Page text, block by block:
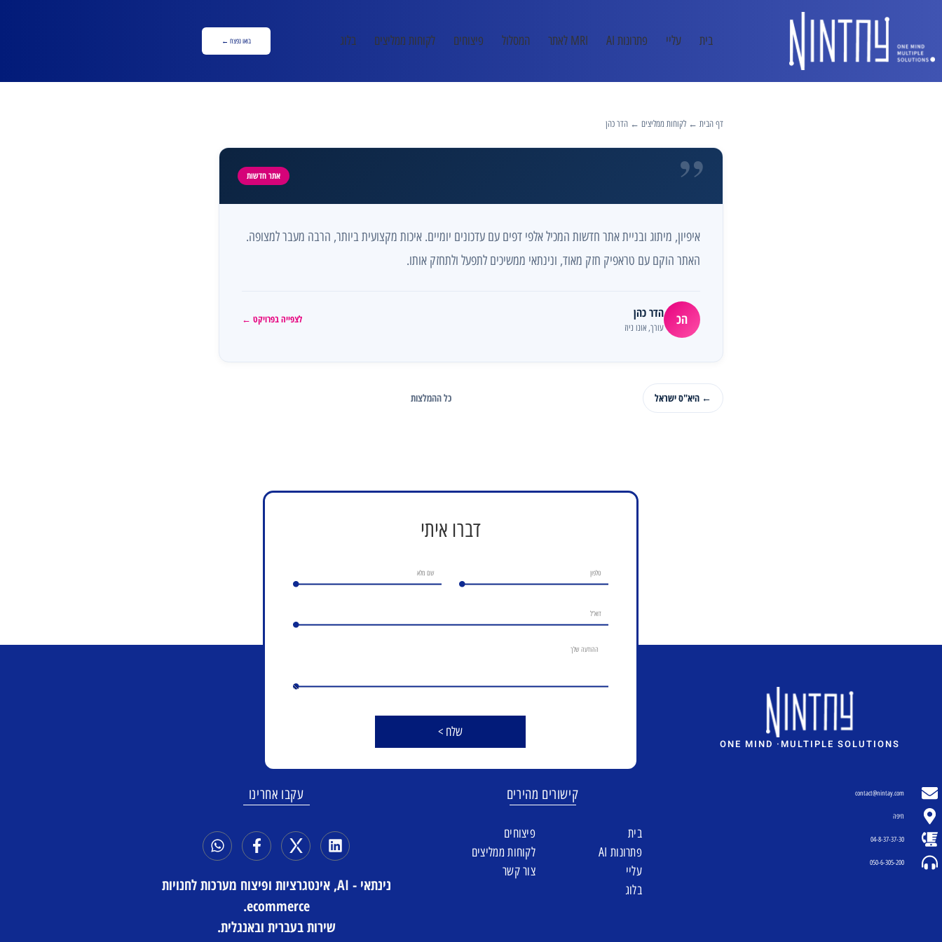
בית עליי פתרונות AI MRI לאתר המסלול פיצוחים לקוחות ממליצים בלוג בואו נפצח ←
דף הבית ← לקוחות ממליצים ← הדר כהן
” אתר חדשות
איפיון, מיתוג ובניית אתר חדשות המכיל אלפי דפים עם עדכונים יומיים. איכות מקצועית ביותר, הרבה מעבר למצופה.
האתר הוקם עם טראפיק חזק מאוד, ונינתאי ממשיכים לתפעל ולתחזק אותו.
הכ הדר כהן
עורך, אונו ניוז
לצפייה בפרויקט ←
← היא"ס ישראל כל ההמלצות
דברו איתי
שלח >
contact@nintay.com
חיפה
04-8-37-37-30
050-6-305-200
קישורים מהירים
בית
פתרונות AI
עליי
בלוג
פיצוחים
לקוחות ממליצים
צור קשר
עקבו אחרינו
נינתאי - AI, אינטגרציות ופיצוח מערכות לחנויות
ecommerce.
שירות בעברית ובאנגלית.